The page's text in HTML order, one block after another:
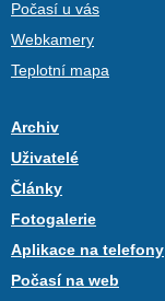
Počasí u vás
Webkamery
Teplotní mapa
Archiv
Uživatelé
Články
Fotogalerie
Aplikace na telefony
Počasí na web